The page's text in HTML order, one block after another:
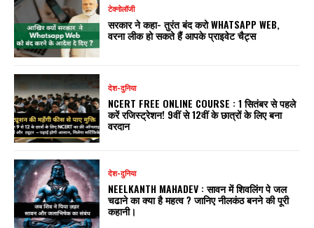
टेक्नोलॉजी
सरकार ने कहा- तुरंत बंद करो WHATSAPP WEB,
वरना लीक हो सकते हैं आपके प्राइवेट चैट्स
देश-दुनिया
NCERT FREE ONLINE COURSE : 1 सितंबर से पहले
करें रजिस्ट्रेशन! 9वीं से 12वीं के छात्रों के लिए बना
वरदान
देश-दुनिया
NEELKANTH MAHADEV : सावन में शिवलिंग पे जल
चढाने का क्या है महत्व ? जानिए नीलकंठ बनने की पूरी
कहानी।